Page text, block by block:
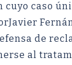
cuyo caso
de
al